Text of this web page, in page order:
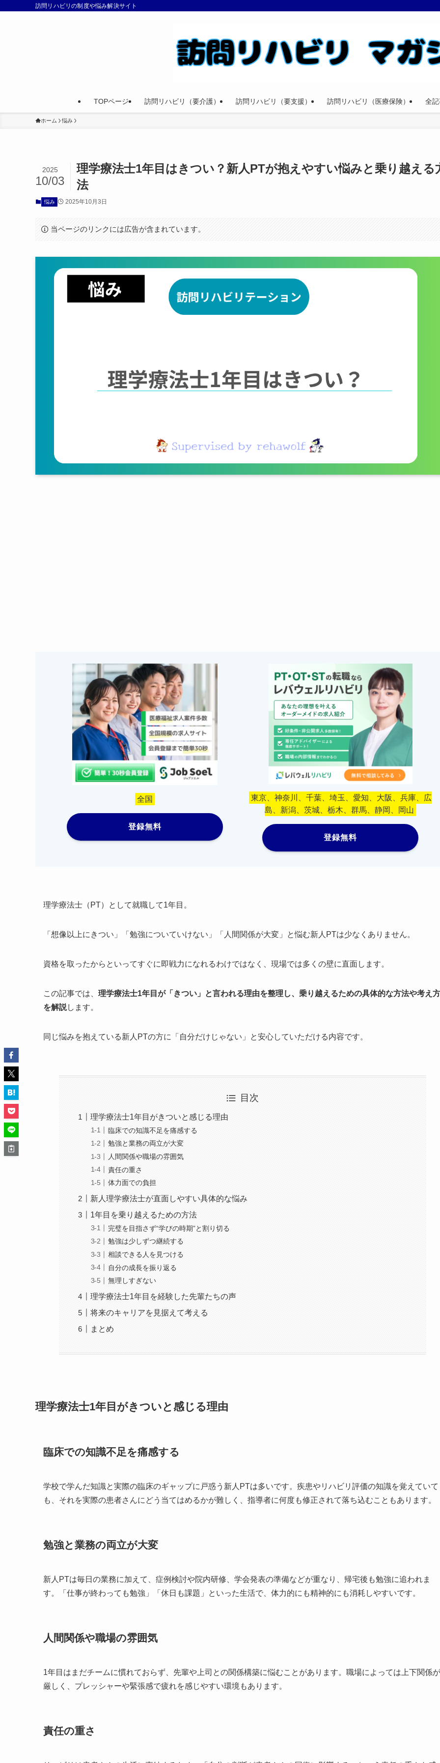
訪問リハビリの制度や悩み解決サイト
TOPページ 訪問リハビリ（要介護） 訪問リハビリ（要支援） 訪問リハビリ（医療保険） 全
ホーム 悩み
理学療法士1年目はきつい？新人PTが抱えやすい悩みと乗り越える
法
2025
10/03
悩み 2025年10月3日
当ページのリンクには広告が含まれています。
全国
登録無料
東京、神奈川、千葉、埼玉、愛知、大阪、兵庫、広
島、新潟、茨城、栃木、群馬、静岡、岡山
登録無料
理学療法士（PT）として就職して1年目。
「想像以上にきつい」「勉強についていけない」「人間関係が大変」と悩む新人PTは少なくありません。
資格を取ったからといってすぐに即戦力になれるわけではなく、現場では多くの壁に直面します。
この記事では、 理学療法士1年目が「きつい」と言われる理由を整理し、乗り越えるための具体的な方法や考え方
を解説します。
同じ悩みを抱えている新人PTの方に「自分だけじゃない」と安心していただける内容です。
目次
理学療法士1年目がきついと感じる理由
臨床での知識不足を痛感する
勉強と業務の両立が大変
人間関係や職場の雰囲気
責任の重さ
体力面での負担
新人理学療法士が直面しやすい具体的な悩み
1年目を乗り越えるための方法
完璧を目指さず“学びの時期”と割り切る
勉強は少しずつ継続する
相談できる人を見つける
自分の成長を振り返る
無理しすぎない
理学療法士1年目を経験した先輩たちの声
将来のキャリアを見据えて考える
まとめ
理学療法士1年目がきついと感じる理由
臨床での知識不足を痛感する
学校で学んだ知識と実際の臨床のギャップに戸惑う新人PTは多いです。疾患やリハビリ評価の知識を覚えていて
も、それを実際の患者さんにどう当てはめるかが難しく、指導者に何度も修正されて落ち込むこともあります。
勉強と業務の両立が大変
新人PTは毎日の業務に加えて、症例検討や院内研修、学会発表の準備などが重なり、帰宅後も勉強に追われま
す。「仕事が終わっても勉強」「休日も課題」といった生活で、体力的にも精神的にも消耗しやすいです。
人間関係や職場の雰囲気
1年目はまだチームに慣れておらず、先輩や上司との関係構築に悩むことがあります。職場によっては上下関係が
厳しく、プレッシャーや緊張感で疲れを感じやすい環境もあります。
責任の重さ